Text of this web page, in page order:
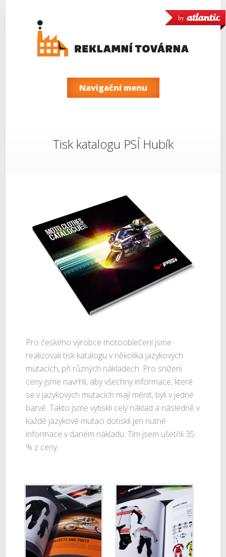
by
Navigační menu
Tisk katalogu PSÍ Hubík
Pro českého výrobce motooblečení jsme
realizovali tisk katalogu v několika jazykových
mutacích, při různých nákladech. Pro snížení
ceny jsme navrhli, aby všechny informace, které
se v jazykových mutacích mají měnit, byli v jedné
barvě. Takto jsme vytiskli celý náklad a následně v
každé jazykové mutaci dotiskli jen nutné
informace v daném nákladu. Tím jsem ušetřili 35
% z ceny.